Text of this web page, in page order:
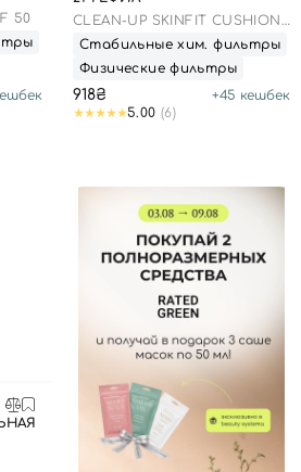
50
CLEAN-UP SKINFIT CUSHION
PACT (SPF 50+/PA+++)
Стабильные хим. фильтры
Физические фильтры
918₴ +45 кешбек
5.00 (6)
авторизации/регистрации, вы
с помощью e-mail